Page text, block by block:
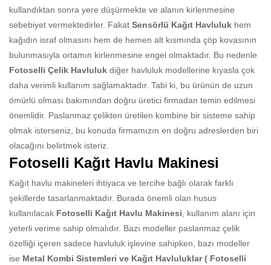
kullandıktan sonra yere düşürmekte ve alanın kirlenmesine
sebebiyet vermektedirler. Fakat Sensörlü Kağıt Havluluk hem
kağıdın israf olmasını hem de hemen alt kısmında çöp kovasının
bulunmasıyla ortamın kirlenmesine engel olmaktadır. Bu nedenle
Fotoselli Çelik Havluluk diğer havluluk modellerine kıyasla çok
daha verimli kullanım sağlamaktadır. Tabi ki, bu ürünün de uzun
ömürlü olması bakımından doğru üretici firmadan temin edilmesi
önemlidir. Paslanmaz çelikten üretilen kombine bir sisteme sahip
olmak isterseniz, bu konuda firmamızın en doğru adreslerden biri
olacağını belirtmek isteriz.
Fotoselli Kağıt Havlu Makinesi
Kağıt havlu makineleri ihtiyaca ve tercihe bağlı olarak farklı
şekillerde tasarlanmaktadır. Burada önemli olan husus
kullanılacak Fotoselli Kağıt Havlu Makinesi , kullanım alanı için
yeterli verime sahip olmalıdır. Bazı modeller paslanmaz çelik
özelliği içeren sadece havluluk işlevine sahipken, bazı modeller
ise Metal Kombi Sistemleri ve Kağıt Havluluklar ( Fotoselli